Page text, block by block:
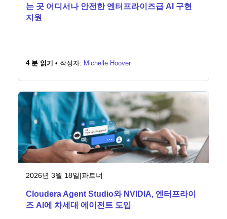
는 곳 어디서나 안전한 엔터프라이즈급 AI 구현
지원
4 분 읽기 • 작성자: Michelle Hoover
2026년 3월 18일|파트너
Cloudera Agent Studio와 NVIDIA, 엔터프라이
즈 AI에 차세대 에이전트 도입